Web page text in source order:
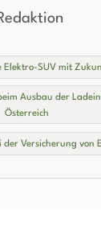
Elektro-SUV mit
Ausbau der
Österreich
der Versicherung von